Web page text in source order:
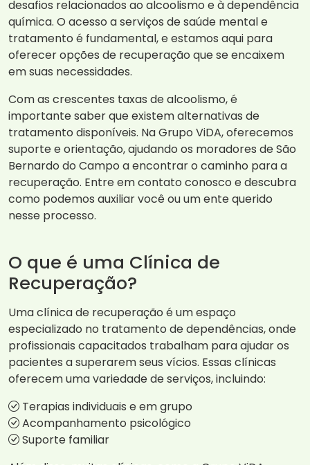
desafios relacionados ao alcoolismo e à dependência
química. O acesso a serviços de saúde mental e
tratamento é fundamental, e estamos aqui para
oferecer opções de recuperação que se encaixem
em suas necessidades.
Com as crescentes taxas de alcoolismo, é
importante saber que existem alternativas de
tratamento disponíveis. Na Grupo ViDA, oferecemos
suporte e orientação, ajudando os moradores de São
Bernardo do Campo a encontrar o caminho para a
recuperação. Entre em contato conosco e descubra
como podemos auxiliar você ou um ente querido
nesse processo.
O que é uma Clínica de
Recuperação?
Uma clínica de recuperação é um espaço
especializado no tratamento de dependências, onde
profissionais capacitados trabalham para ajudar os
pacientes a superarem seus vícios. Essas clínicas
oferecem uma variedade de serviços, incluindo:
Terapias individuais e em grupo
Acompanhamento psicológico
Suporte familiar